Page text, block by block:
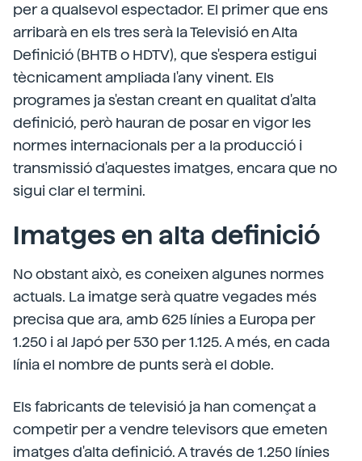
per a qualsevol espectador. El primer que ens
arribarà en els tres serà la Televisió en Alta
Definició (BHTB o HDTV), que s'espera estigui
tècnicament ampliada l'any vinent. Els
programes ja s'estan creant en qualitat d'alta
definició, però hauran de posar en vigor les
normes internacionals per a la producció i
transmissió d'aquestes imatges, encara que no
sigui clar el termini.
Imatges en alta definició
No obstant això, es coneixen algunes normes
actuals. La imatge serà quatre vegades més
precisa que ara, amb 625 línies a Europa per
1.250 i al Japó per 530 per 1.125. A més, en cada
línia el nombre de punts serà el doble.
Els fabricants de televisió ja han començat a
competir per a vendre televisors que emeten
imatges d'alta definició. A través de 1.250 línies